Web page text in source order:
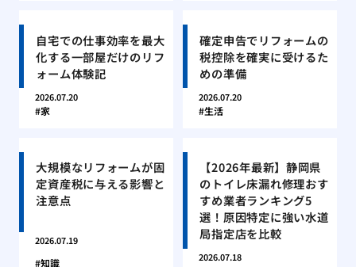
自宅での仕事効率を最大
化する一部屋だけのリフ
ォーム体験記
2026.07.20
家
確定申告でリフォームの
税控除を確実に受けるた
めの準備
2026.07.20
生活
大規模なリフォームが固
定資産税に与える影響と
注意点
2026.07.19
知識
【2026年最新】静岡県
のトイレ床漏れ修理おす
すめ業者ランキング5
選！原因特定に強い水道
局指定店を比較
2026.07.18